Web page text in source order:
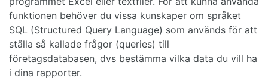
funktionen behöver du vissa kunskaper om språket
SQL (Structured Query Language) som används för att
ställa så kallade frågor (queries) till
företagsdatabasen, dvs bestämma vilka data du vill ha
i dina rapporter.